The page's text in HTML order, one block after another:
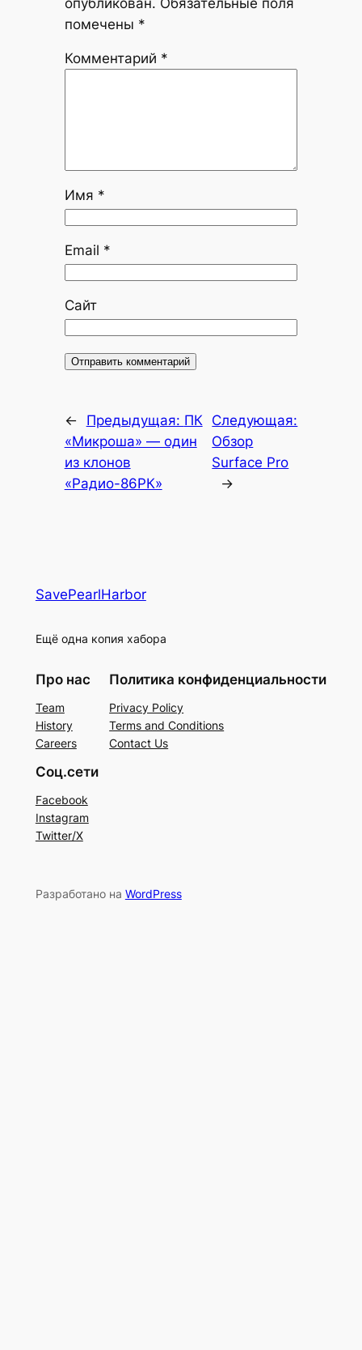
помечены *
Комментарий *
Имя *
Email *
Сайт
← Предыдущая: ПК
«Микроша» — один
из клонов
«Радио-86РК»
Следующая:
Обзор
Surface Pro
→
SavePearlHarbor
Ещё одна копия хабора
Про нас
Team
History
Careers
Политика конфиденциальности
Privacy Policy
Terms and Conditions
Contact Us
Соц.сети
Facebook
Instagram
Twitter/X
Разработано на WordPress